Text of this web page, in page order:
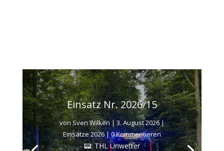
Einsatz Nr. 2026/15
vonSven Wilken|3. August 2026|
Einsätze 2026| 0 Kommentieren
📟: THL Unwetter